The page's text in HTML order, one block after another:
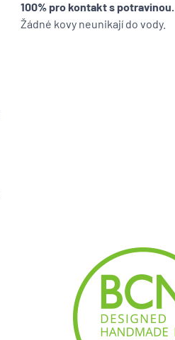
100% pro kontakt s potravinou.
Žádné kovy neunikají do vody.